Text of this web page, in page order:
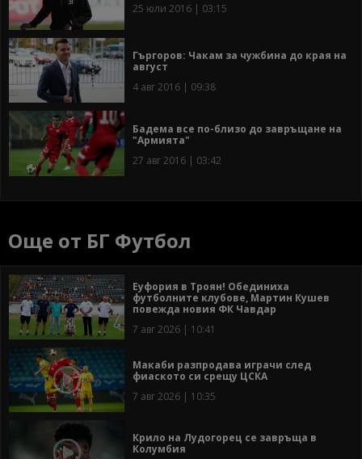
25 юли 2016 | 03:15
Гъргоров: Чакам за чужбина до края на
август
4 авг 2016 | 09:38
Бадема все по-близо до завръщане на
"Армията"
27 авг 2016 | 03:42
Още от БГ Футбол
Еуфория в Троян! Обединиха
футболните клубове, Мартин Кушев
повежда новия ФК Чавдар
7 авг 2026 | 10:41
Макаби разпродава играчи след
фиаското си срещу ЦСКА
7 авг 2026 | 10:35
Крило на Лудогорец се завръща в
Колумбия